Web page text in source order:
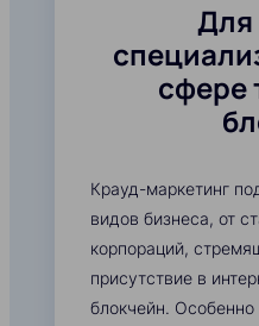
Для
сфере
Крауд-маркетинг
видов бизнеса, от
корпораций,
присутствие в
блокчейн.